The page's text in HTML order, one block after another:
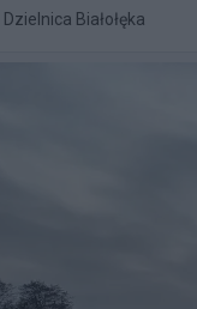
Dzielnica Białołęka